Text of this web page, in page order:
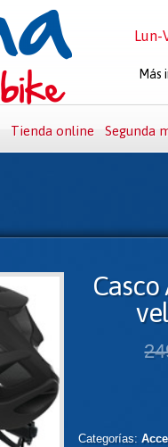
Tienda online Segunda
Categorías:
Lun-
Más